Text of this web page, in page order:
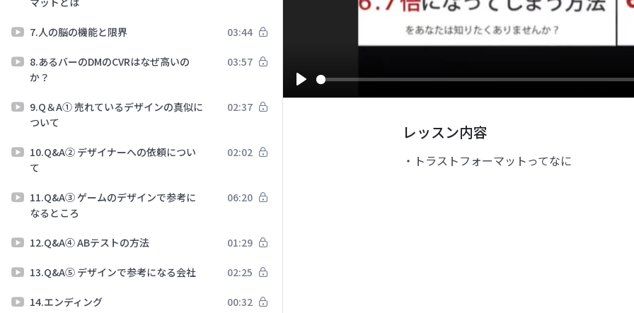
7.人の脳の機能と限界 03:44
8.あるバーのDMのCVRはなぜ高いの
か？
03:57
9.Q＆A① 売れているデザインの真似に
ついて
02:37
10.Q&A② デザイナーへの依頼につい
て
02:02
11.Q&A③ ゲームのデザインで参考に
なるところ
06:20
12.Q&A④ ABテストの方法 01:29
13.Q&A⑤ デザインで参考になる会社 02:25
14.エンディング 00:32
Play
レッスン内容
・トラストフォーマットってなに